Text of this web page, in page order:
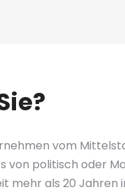
vom
von politisch oder
mehr als 20